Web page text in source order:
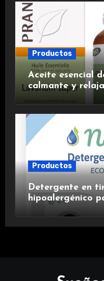
Productos
Aceite esencial
calmante y
Productos
Detergente en
hipoalergénico
suavizante
lavanda.